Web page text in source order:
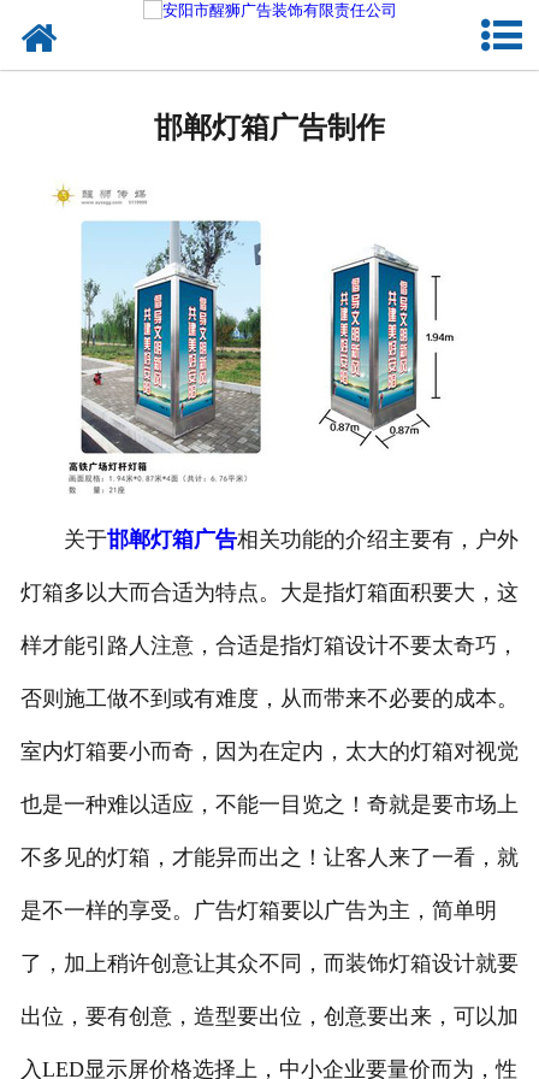
诚聘英才
邯郸灯箱广告制作
关于邯郸灯箱广告相关功能的介绍主要有，户外
灯箱多以大而合适为特点。大是指灯箱面积要大，这
样才能引路人注意，合适是指灯箱设计不要太奇巧，
否则施工做不到或有难度，从而带来不必要的成本。
室内灯箱要小而奇，因为在定内，太大的灯箱对视觉
也是一种难以适应，不能一目览之！奇就是要市场上
不多见的灯箱，才能异而出之！让客人来了一看，就
是不一样的享受。广告灯箱要以广告为主，简单明
了，加上稍许创意让其众不同，而装饰灯箱设计就要
出位，要有创意，造型要出位，创意要出来，可以加
入LED显示屏价格选择上，中小企业要量价而为，性